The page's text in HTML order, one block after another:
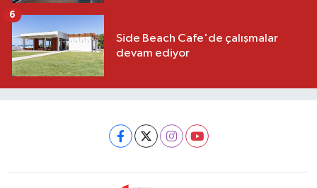
Side Beach Cafe'de çalışmalar
devam ediyor
6